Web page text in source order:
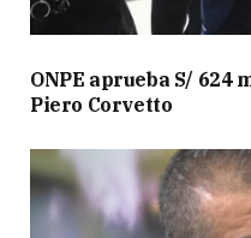
ONPE aprueba S/ 624
Piero Corvetto